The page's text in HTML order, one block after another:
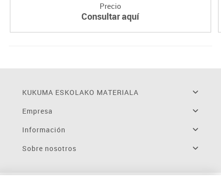
Precio
Consultar aquí
KUKUMA ESKOLAKO MATERIALA
Empresa
Información
Sobre nosotros